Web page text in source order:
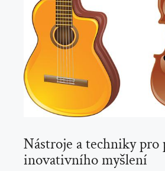
Nástroje a techniky pro
inovativního myšlení